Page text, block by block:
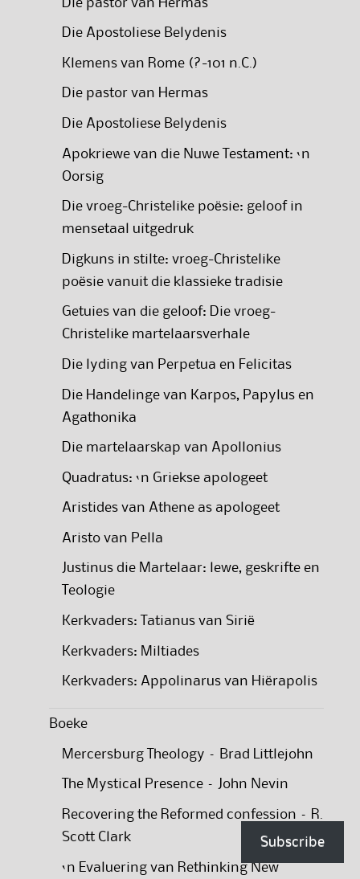
Die pastor van Hermas
Die Apostoliese Belydenis
Klemens van Rome (?-101 n.C.)
Die pastor van Hermas
Die Apostoliese Belydenis
Apokriewe van die Nuwe Testament: ‘n
Oorsig
Die vroeg-Christelike poësie: geloof in
mensetaal uitgedruk
Digkuns in stilte: vroeg-Christelike
poësie vanuit die klassieke tradisie
Getuies van die geloof: Die vroeg-
Christelike martelaarsverhale
Die lyding van Perpetua en Felicitas
Die Handelinge van Karpos, Papylus en
Agathonika
Die martelaarskap van Apollonius
Quadratus: ‘n Griekse apologeet
Aristides van Athene as apologeet
Aristo van Pella
Justinus die Martelaar: lewe, geskrifte en
Teologie
Kerkvaders: Tatianus van Sirië
Kerkvaders: Miltiades
Kerkvaders: Appolinarus van Hiërapolis
Boeke
Mercersburg Theology – Brad Littlejohn
The Mystical Presence – John Nevin
Recovering the Reformed confession – R.
Scott Clark
‘n Evaluering van Rethinking New
Subscribe